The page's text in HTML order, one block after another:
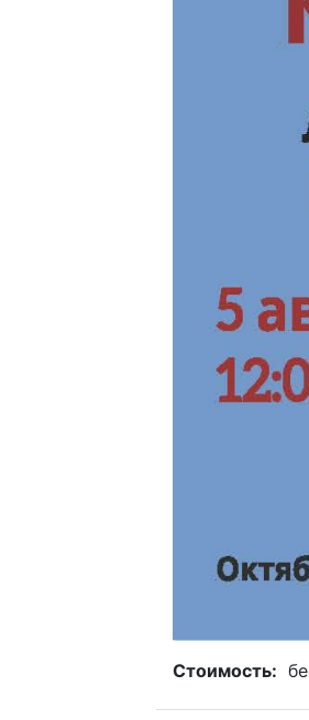
Стоимость: